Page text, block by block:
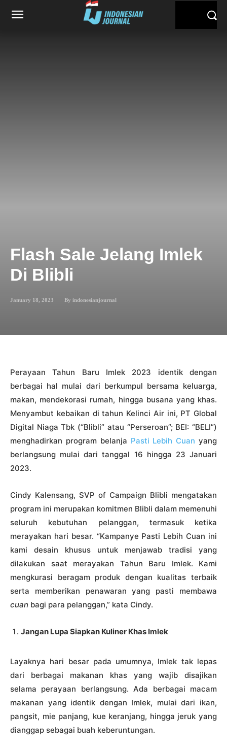
Flash Sale Jelang Imlek
Di Blibli
January 18, 2023 By indonesianjournal
Perayaan Tahun Baru Imlek 2023 identik dengan
berbagai hal mulai dari berkumpul bersama keluarga,
makan, mendekorasi rumah, hingga busana yang khas.
Menyambut kebaikan di tahun Kelinci Air ini, PT Global
Digital Niaga Tbk (“Blibli” atau “Perseroan”; BEI: “BELI”)
menghadirkan program belanja Pasti Lebih Cuan yang
berlangsung mulai dari tanggal 16 hingga 23 Januari
2023.
Cindy Kalensang, SVP of Campaign Blibli mengatakan
program ini merupakan komitmen Blibli dalam memenuhi
seluruh kebutuhan pelanggan, termasuk ketika
merayakan hari besar. “Kampanye Pasti Lebih Cuan ini
kami desain khusus untuk menjawab tradisi yang
dilakukan saat merayakan Tahun Baru Imlek. Kami
mengkurasi beragam produk dengan kualitas terbaik
serta memberikan penawaran yang pasti membawa
cuan bagi para pelanggan,” kata Cindy.
Jangan Lupa Siapkan Kuliner Khas Imlek
Layaknya hari besar pada umumnya, Imlek tak lepas
dari berbagai makanan khas yang wajib disajikan
selama perayaan berlangsung. Ada berbagai macam
makanan yang identik dengan Imlek, mulai dari ikan,
pangsit, mie panjang, kue keranjang, hingga jeruk yang
dianggap sebagai buah keberuntungan.